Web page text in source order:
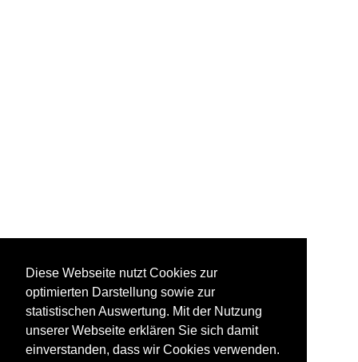
Diese Webseite nutzt Cookies zur
optimierten Darstellung sowie zur
statistischen Auswertung. Mit der Nutzung
unserer Webseite erklären Sie sich damit
einverstanden, dass wir Cookies verwenden.